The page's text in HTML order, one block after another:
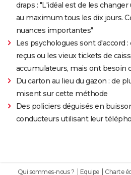
draps : "L'idéal est de les
au maximum tous les dix jours.
nuances importantes"
Les psychologues sont d'accord
reçus ou les vieux tickets de
accumulateurs, mais ont besoin
Du carton au lieu du gazon : de
misent sur cette méthode
Des policiers déguisés en
conducteurs utilisant leur
Qui sommes-nous ? Equipe Charte